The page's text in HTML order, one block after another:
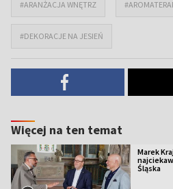
#ARANŻACJA WNĘTRZ
#DEKORACJE NA JESIEŃ
Więcej na ten temat
Marek
Śląska